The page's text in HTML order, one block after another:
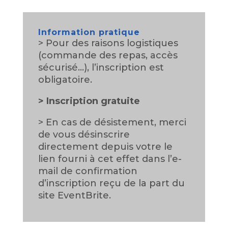
Information pratique
> Pour des raisons logistiques
(commande des repas, accès
sécurisé…), l’inscription est
obligatoire.
> Inscription gratuite
> En cas de désistement, merci
de vous désinscrire
directement depuis votre le
lien fourni à cet effet dans l’e-
mail de confirmation
d’inscription reçu de la part du
site EventBrite.